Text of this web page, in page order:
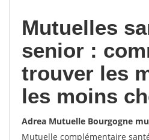
Mutuelles
senior :
trouver les
les moins
Adrea Mutuelle Bourgogne
Mutuelle complémentaire